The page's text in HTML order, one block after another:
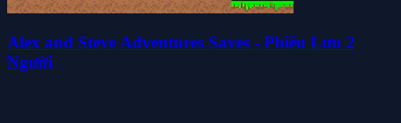
Alex and Steve Adventures Saves - Phiêu Lưu 2
Người